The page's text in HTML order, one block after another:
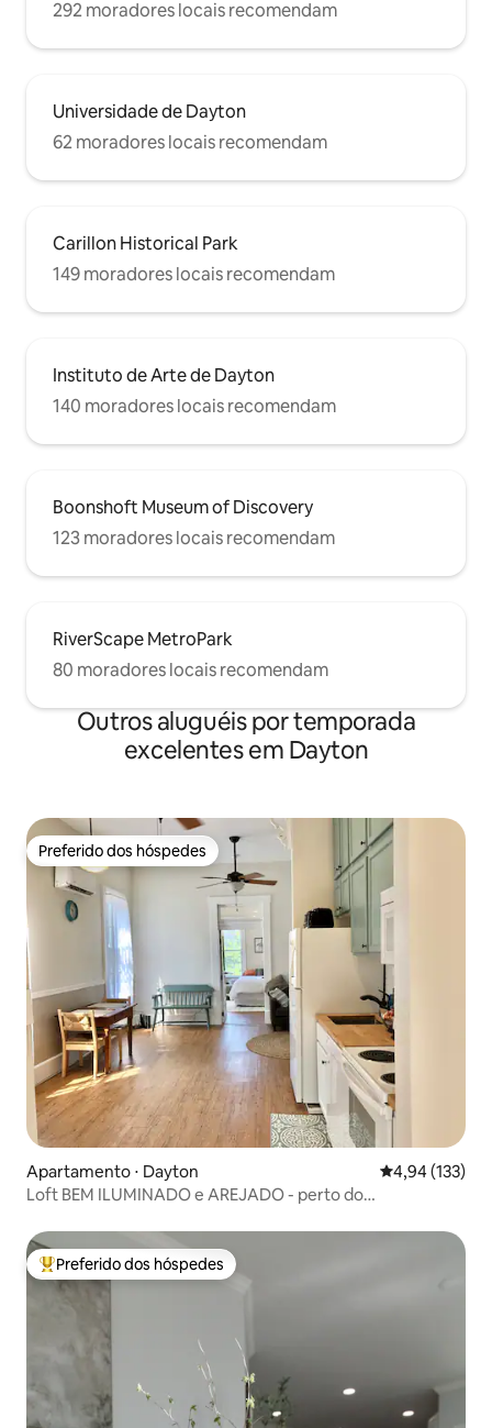
292 moradores locais recomendam
Universidade de Dayton
62 moradores locais recomendam
Carillon Historical Park
149 moradores locais recomendam
Instituto de Arte de Dayton
140 moradores locais recomendam
Boonshoft Museum of Discovery
123 moradores locais recomendam
RiverScape MetroPark
80 moradores locais recomendam
Outros aluguéis por temporada
excelentes em Dayton
Preferido dos hóspedes
Preferido dos hóspedes
Apartamento ⋅ Dayton 4,94 de uma
4,94 (133)
Loft BEM ILUMINADO e AREJADO - perto do
Entre os melhores preferidos dos hóspedes
Preferido dos hóspedes